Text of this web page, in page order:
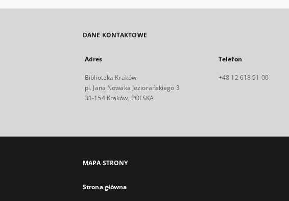
DANE KONTAKTOWE
Adres
Biblioteka Kraków
pl. Jana Nowaka Jeziorańskiego 3
31-154 Kraków, POLSKA
Telefon
+48 12 618 91 00
MAPA STRONY
Strona główna